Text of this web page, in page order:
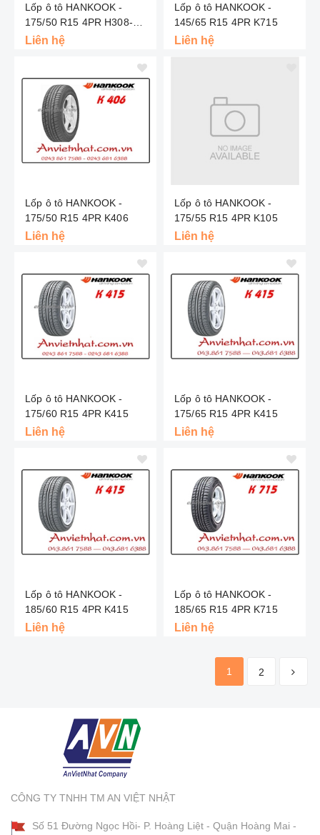
Lốp ô tô HANKOOK -
175/50 R15 4PR H308-
Indo
Liên hệ
Lốp ô tô HANKOOK -
145/65 R15 4PR K715
Liên hệ
Lốp ô tô HANKOOK -
175/50 R15 4PR K406
Liên hệ
Lốp ô tô HANKOOK -
175/55 R15 4PR K105
Liên hệ
Lốp ô tô HANKOOK -
175/60 R15 4PR K415
Liên hệ
Lốp ô tô HANKOOK -
175/65 R15 4PR K415
Liên hệ
Lốp ô tô HANKOOK -
185/60 R15 4PR K415
Liên hệ
Lốp ô tô HANKOOK -
185/65 R15 4PR K715
Liên hệ
1 2
CÔNG TY TNHH TM AN VIỆT NHẬT
Số 51 Đường Ngọc Hồi- P. Hoàng Liệt - Quận Hoàng Mai -